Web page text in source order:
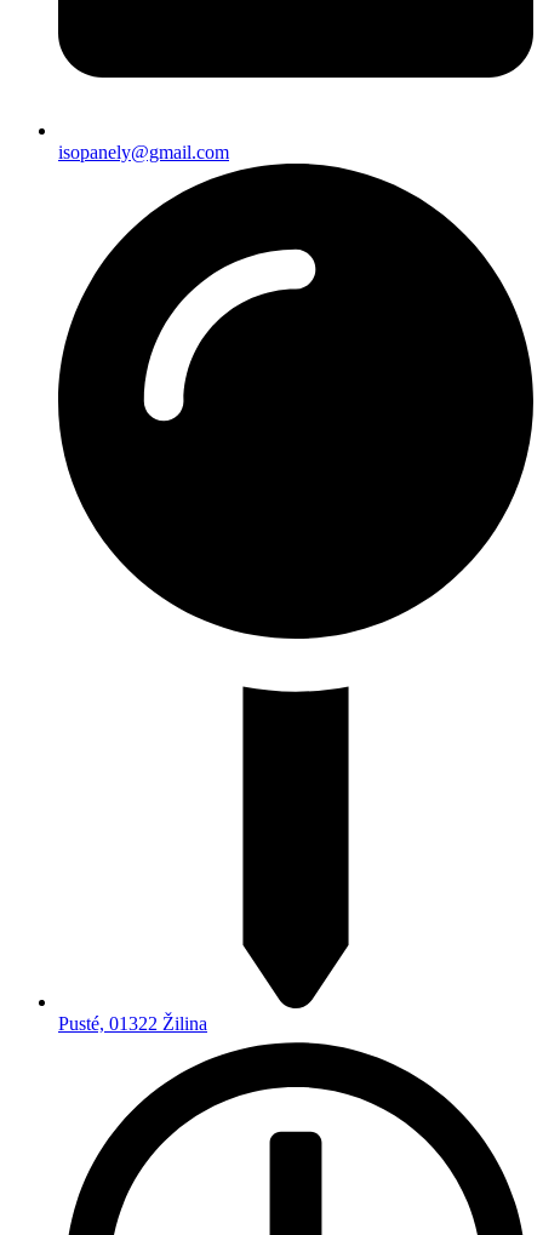
isopanely@gmail.com
Pusté, 01322 Žilina